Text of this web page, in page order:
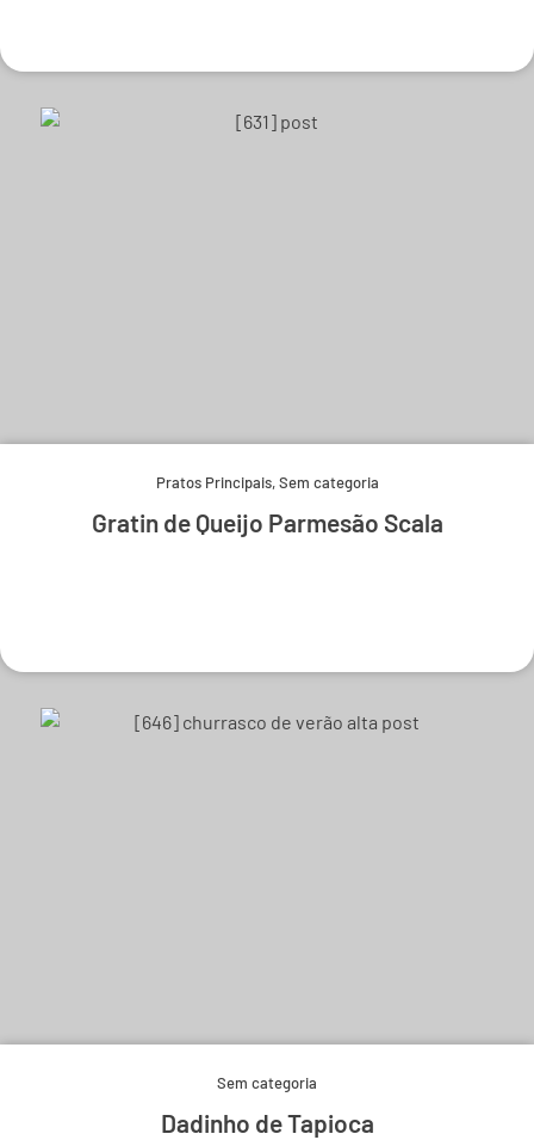
Pratos Principais,Sem categoria
Gratin de Queijo Parmesão Scala
Sem categoria
Dadinho de Tapioca